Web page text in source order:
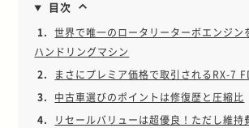
目次
1.
世界で唯一のロータリーターボエンジン
ハンドリングマシン
2.
まさにプレミア価格で取引されるRX-7
3.
中古車選びのポイントは修復歴と圧縮比
4.
リセールバリューは超優良！ただし維持